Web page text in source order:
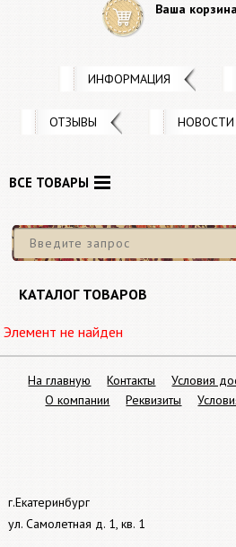
Ваша
ИНФОРМАЦИЯ
ОТЗЫВЫ НОВОСТИ
ВСЕ ТОВАРЫ
КАТАЛОГ ТОВАРОВ
Элемент не найден
г.Екатеринбург
ул. Самолетная д. 1, кв. 1
На главную Контакты Условия
О компании
Реквизиты